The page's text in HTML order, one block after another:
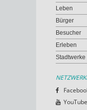
Leben
Bürger
Besucher
Erleben
Stadtwerke
YouTube